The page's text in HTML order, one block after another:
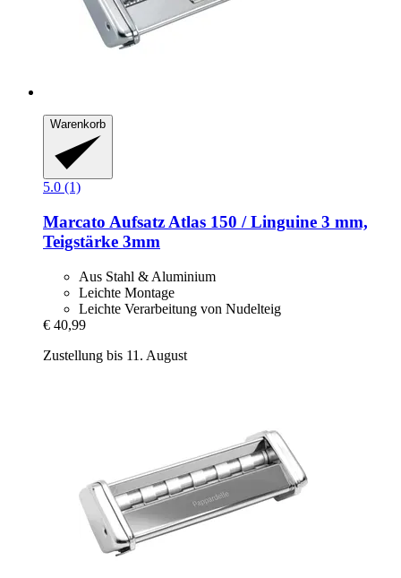
Warenkorb
5.0 (1)
Marcato Aufsatz Atlas 150 / Linguine 3 mm,
Teigstärke 3mm
Aus Stahl & Aluminium
Leichte Montage
Leichte Verarbeitung von Nudelteig
€ 40,99
Zustellung bis 11. August